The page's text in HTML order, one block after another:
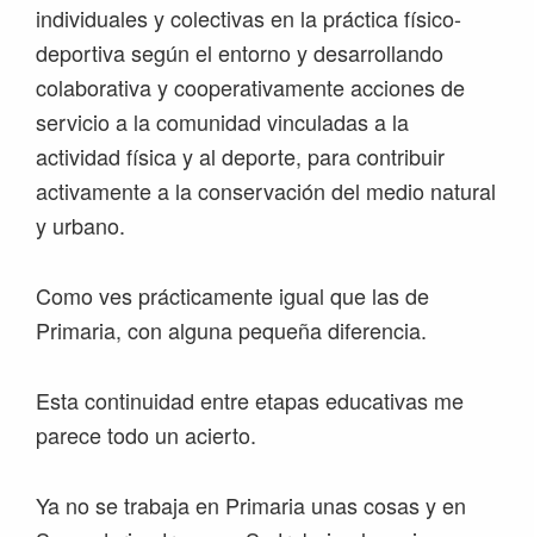
individuales y colectivas en la práctica físico-
deportiva según el entorno y desarrollando
colaborativa y cooperativamente acciones de
servicio a la comunidad vinculadas a la
actividad física y al deporte, para contribuir
activamente a la conservación del medio natural
y urbano.
Como ves prácticamente igual que las de
Primaria, con alguna pequeña diferencia.
Esta continuidad entre etapas educativas me
parece todo un acierto.
Ya no se trabaja en Primaria unas cosas y en